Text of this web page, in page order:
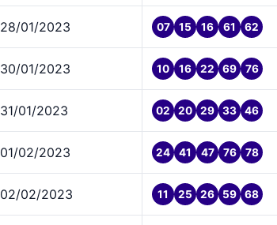
28/01/2023 07 15 16 61 62
30/01/2023 10 16 22 69 76
31/01/2023 02 20 29 33 46
01/02/2023 24 41 47 76 78
02/02/2023 11 25 26 59 68